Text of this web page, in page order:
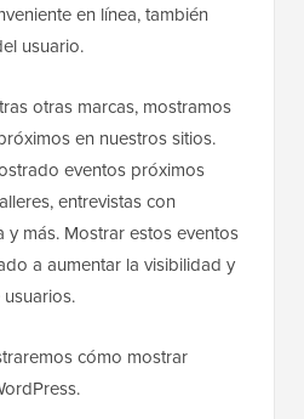
en línea, también
usuario.
otras marcas, mostramos
en nuestros sitios.
eventos próximos
entrevistas con
más. Mostrar estos eventos
a aumentar la visibilidad y
cómo mostrar